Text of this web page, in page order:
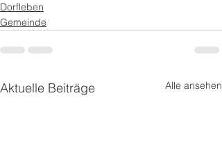
Dorfleben
Gemeinde
Aktuelle Beiträge Alle ansehen